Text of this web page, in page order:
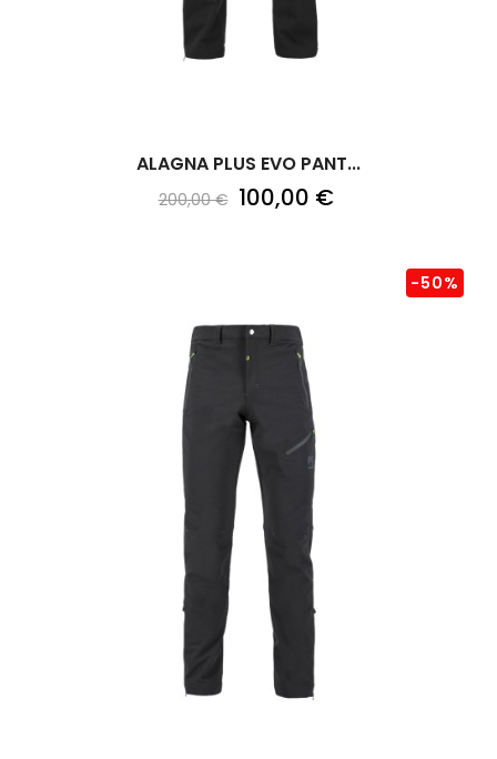
ALAGNA PLUS EVO PANT...
200,00 € 100,00 €
-50%